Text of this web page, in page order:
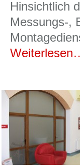
Hinsichtlich
Messungs-,
Vitrinen